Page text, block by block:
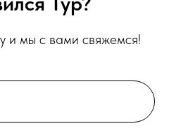
и мы с вами свяжемся!